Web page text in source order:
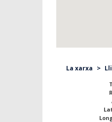
La xarxa >